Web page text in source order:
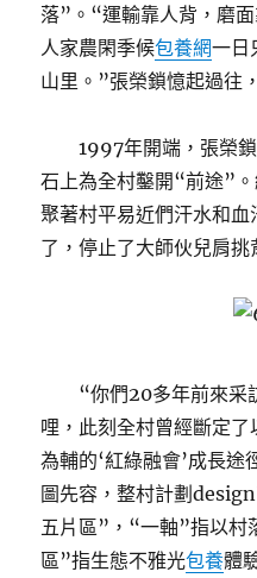
落”。“運輸靠人背，磨
人家農閑季候包養網一日
山里。”張榮鎖憶起過往
1997年開端，張榮
石上為全村鑿開“前途”
聚著村平易近們汗水和
了，停止了大師伙兒肩
“你們20多年前來采
哩，此刻全村曾經斷定
為輔的‘紅綠融會’成長途
圖先容，整村計劃
五片區”，“一軸”指以村
區”指生態不雅光包養體